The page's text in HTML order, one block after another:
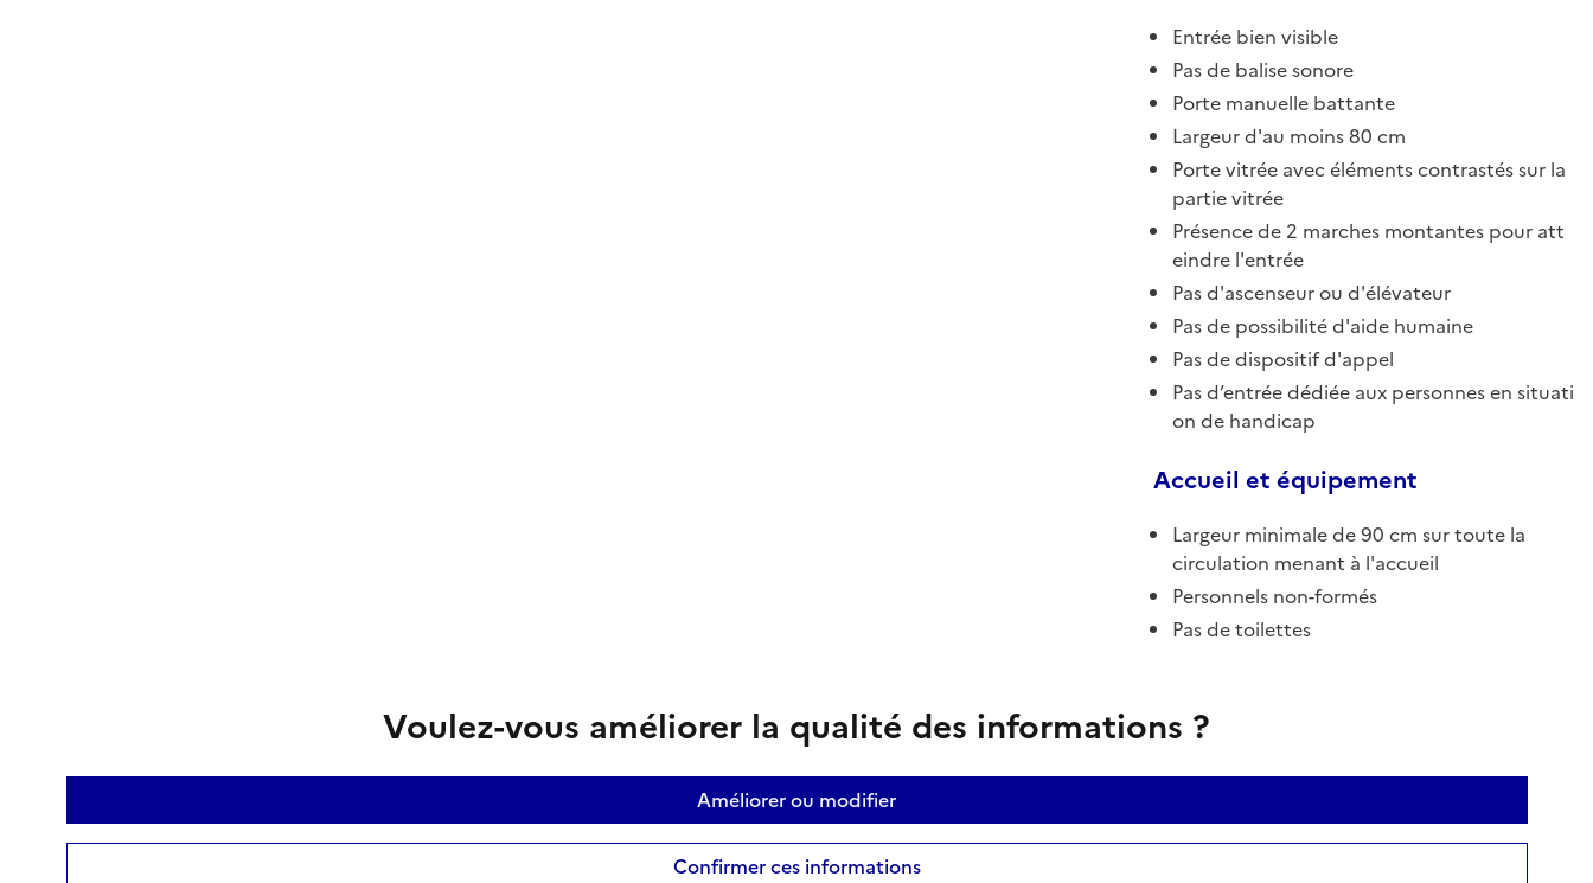
Entrée bien visible
Pas de balise sonore
Porte manuelle battante
Largeur d'au moins 80 cm
Porte vitrée avec éléments contrastés sur la
partie vitrée
Présence de 2 marches montantes pour att
eindre l'entrée
Pas d'ascenseur ou d'élévateur
Pas de possibilité d'aide humaine
Pas de dispositif d'appel
Pas d’entrée dédiée aux personnes en situati
on de handicap
Accueil et équipement
Largeur minimale de 90 cm sur toute la
circulation menant à l'accueil
Personnels non-formés
Pas de toilettes
Voulez-vous améliorer la qualité des informations ?
Améliorer ou modifier
Confirmer ces informations